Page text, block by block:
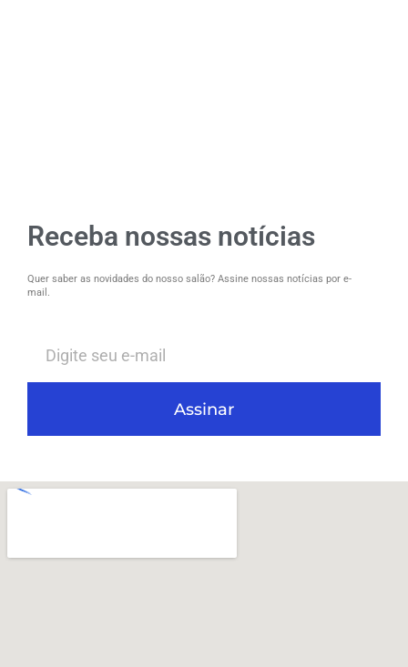
Receba nossas notícias
Quer saber as novidades do nosso salão? Assine nossas notícias por e-
mail.
Assinar